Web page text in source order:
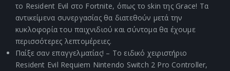
το Resident Evil στο Fortnite, όπως το skin της Grace! Τα
αντικείμενα συνεργασίας θα διατεθούν μετά την
κυκλοφορία του παιχνιδιού και σύντομα θα έχουμε
περισσότερες λεπτομέρειες.
Παίξε σαν επαγγελματίας! – Το ειδικό χειριστήριο
Resident Evil Requiem Nintendo Switch 2 Pro Controller,